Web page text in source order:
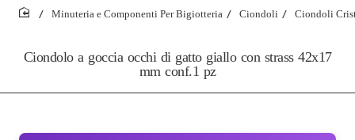
Ciondolo a goccia occhi di gatto giallo con strass 42x17
mm conf.1 pz
Minuteria e Componenti Per Bigiotteria Ciondoli Ciondoli